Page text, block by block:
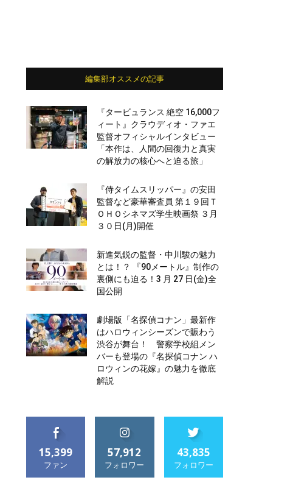
編集部オススメの記事
『タービュランス 絶空 16,000フ
ィート』クラウディオ・ファエ
監督オフィシャルインタビュー
「本作は、人間の回復力と真実
の解放力の核心へと迫る旅」
『侍タイムスリッパー』の安田
監督など豪華審査員 第１９回Ｔ
ＯＨＯシネマズ学生映画祭 ３月
３０日(月)開催
新進気鋭の監督・中川駿の魅力
とは！？ 『90メートル』制作の
裏側にも迫る！3 月 27 日(金)全
国公開
劇場版「名探偵コナン」最新作
はハロウィンシーズンで賑わう
渋谷が舞台！ 警察学校組メン
バーも登場の『名探偵コナン ハ
ロウィンの花嫁』の魅力を徹底
解説
15,399
ファン
57,912
フォロワー
43,835
フォロワー